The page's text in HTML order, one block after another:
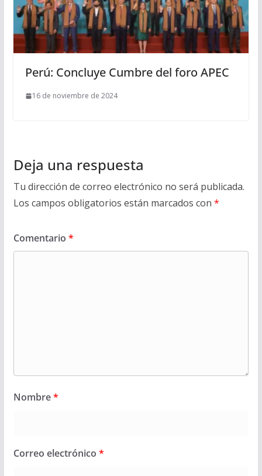
Perú: Concluye Cumbre del foro APEC
16 de noviembre de 2024
Deja una respuesta
Tu dirección de correo electrónico no será publicada.
Los campos obligatorios están marcados con *
Comentario *
Nombre*
Correo electrónico *